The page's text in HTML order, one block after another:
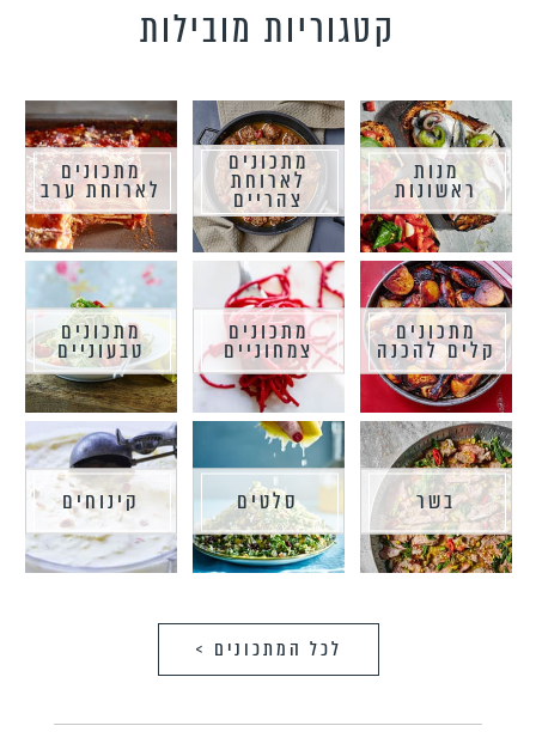
קטגוריות מובילות
מנות
ראשונות
מתכונים
לארוחת
צהריים
מתכונים
לארוחת ערב
מתכונים
קלים להכנה
מתכונים
צמחוניים
מתכונים
טבעוניים
בשר סלטים קינוחים
לכל המתכונים >